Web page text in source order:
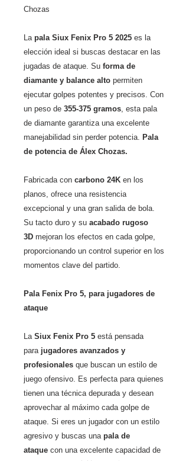
Chozas
La pala Siux Fenix Pro 5 2025 es la
elección ideal si buscas destacar en las
jugadas de ataque. Su forma de
diamante y balance alto permiten
ejecutar golpes potentes y precisos. Con
un peso de 355-375 gramos, esta pala
de diamante garantiza una excelente
manejabilidad sin perder potencia. Pala
de potencia de Álex Chozas.
Fabricada con carbono 24K en los
planos, ofrece una resistencia
excepcional y una gran salida de bola.
Su tacto duro y su acabado rugoso
3D mejoran los efectos en cada golpe,
proporcionando un control superior en los
momentos clave del partido.
Pala Fenix Pro 5, para jugadores de
ataque
La Siux Fenix Pro 5 está pensada
para jugadores avanzados y
profesionales que buscan un estilo de
juego ofensivo. Es perfecta para quienes
tienen una técnica depurada y desean
aprovechar al máximo cada golpe de
ataque. Si eres un jugador con un estilo
agresivo y buscas unapala de
ataque con una excelente capacidad de